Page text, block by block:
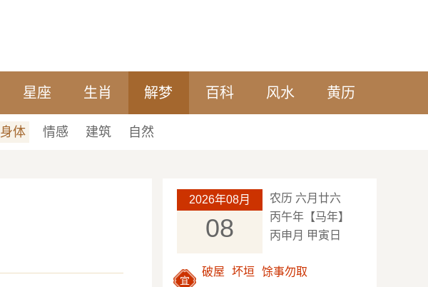
星座 生肖 解梦 百科 风水 黄历
身体 情感 建筑 自然
2026年08月
08
农历 六月廿六
丙午年【马年】
丙申月 甲寅日
宜
破屋 坏垣 馀事勿取